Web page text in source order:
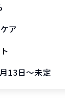
ア
13日～未定